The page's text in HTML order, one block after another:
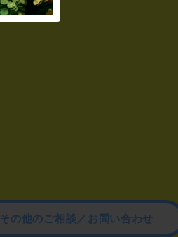
その他のご相談／お問い合わせ